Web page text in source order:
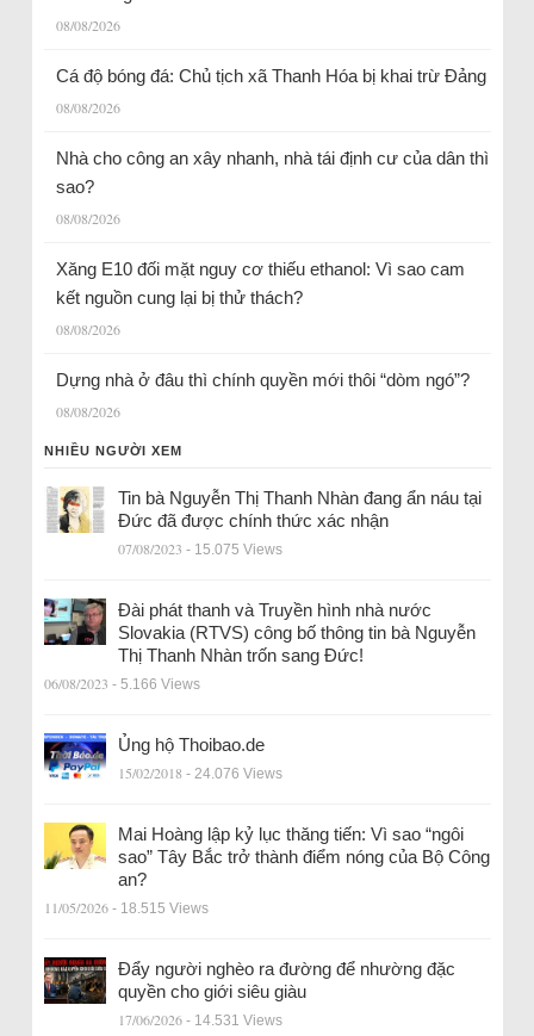
08/08/2026
Cá độ bóng đá: Chủ tịch xã Thanh Hóa bị khai trừ Đảng
08/08/2026
Nhà cho công an xây nhanh, nhà tái định cư của dân thì
sao?
08/08/2026
Xăng E10 đối mặt nguy cơ thiếu ethanol: Vì sao cam
kết nguồn cung lại bị thử thách?
08/08/2026
Dựng nhà ở đâu thì chính quyền mới thôi “dòm ngó”?
08/08/2026
NHIỀU NGƯỜI XEM
Tin bà Nguyễn Thị Thanh Nhàn đang ẩn náu tại
Đức đã được chính thức xác nhận
07/08/2023 - 15.075 Views
Đài phát thanh và Truyền hình nhà nước
Slovakia (RTVS) công bố thông tin bà Nguyễn
Thị Thanh Nhàn trốn sang Đức!
06/08/2023 - 5.166 Views
Ủng hộ Thoibao.de
15/02/2018 - 24.076 Views
Mai Hoàng lập kỷ lục thăng tiến: Vì sao “ngôi
sao” Tây Bắc trở thành điểm nóng của Bộ Công
an?
11/05/2026 - 18.515 Views
Đẩy người nghèo ra đường để nhường đặc
quyền cho giới siêu giàu
17/06/2026 - 14.531 Views